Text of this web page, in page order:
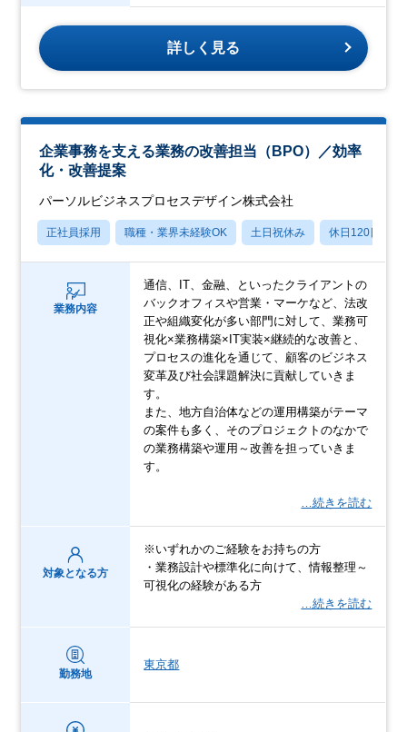
詳しく見る
企業事務を支える業務の改善担当（BPO）／効率
化・改善提案
パーソルビジネスプロセスデザイン株式会社
正社員採用 職種・業界未経験OK 土日祝休み 休日120日以上
業務内容
通信、IT、金融、といったクライアントの
バックオフィスや営業・マーケなど、法改
正や組織変化が多い部門に対して、業務可
視化×業務構築×IT実装×継続的な改善と、
プロセスの進化を通じて、顧客のビジネス
変革及び社会課題解決に貢献していきま
す。
また、地方自治体などの運用構築がテーマ
の案件も多く、そのプロジェクトのなかで
の業務構築や運用～改善を担っていきま
す。
…続きを読む
対象となる方
※いずれかのご経験をお持ちの方
・業務設計や標準化に向けて、情報整理～
可視化の経験がある方
…続きを読む
勤務地
東京都